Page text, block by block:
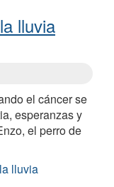
lluvia
el cáncer se
esperanzas y
el perro de
lluvia